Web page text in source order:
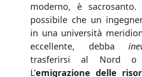
moderno, è
possibile che un
in una università
eccellente, debba
trasferirsi al Nord o
L’emigrazione delle